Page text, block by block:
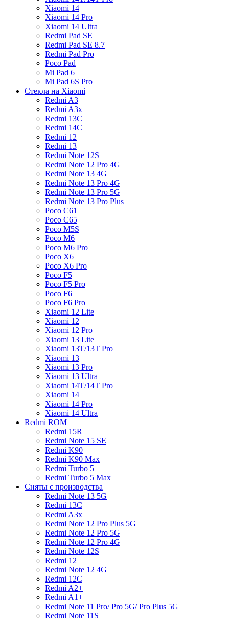
Xiaomi 14
Xiaomi 14 Pro
Xiaomi 14 Ultra
Redmi Pad SE
Redmi Pad SE 8.7
Redmi Pad Pro
Poco Pad
Mi Pad 6
Mi Pad 6S Pro
Стекла на Xiaomi
Redmi A3
Redmi A3x
Redmi 13C
Redmi 14C
Redmi 12
Redmi 13
Redmi Note 12S
Redmi Note 12 Pro 4G
Redmi Note 13 4G
Redmi Note 13 Pro 4G
Redmi Note 13 Pro 5G
Redmi Note 13 Pro Plus
Poco C61
Poco C65
Poco M5S
Poco M6
Poco M6 Pro
Poco X6
Poco X6 Pro
Poco F5
Poco F5 Pro
Poco F6
Poco F6 Pro
Xiaomi 12 Lite
Xiaomi 12
Xiaomi 12 Pro
Xiaomi 13 Lite
Xiaomi 13T/13T Pro
Xiaomi 13
Xiaomi 13 Pro
Xiaomi 13 Ultra
Xiaomi 14T/14T Pro
Xiaomi 14
Xiaomi 14 Pro
Xiaomi 14 Ultra
Redmi ROM
Redmi 15R
Redmi Note 15 SE
Redmi K90
Redmi K90 Max
Redmi Turbo 5
Redmi Turbo 5 Max
Сняты с производства
Redmi Note 13 5G
Redmi 13C
Redmi A3x
Redmi Note 12 Pro Plus 5G
Redmi Note 12 Pro 5G
Redmi Note 12 Pro 4G
Redmi Note 12S
Redmi 12
Redmi Note 12 4G
Redmi 12C
Redmi A2+
Redmi A1+
Redmi Note 11 Pro/ Pro 5G/ Pro Plus 5G
Redmi Note 11S